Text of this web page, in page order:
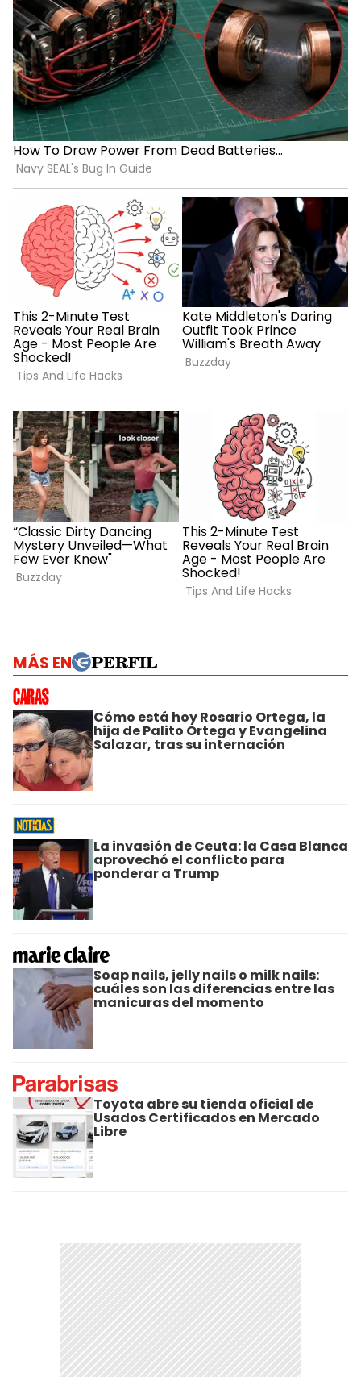
MÁS EN
Cómo está hoy Rosario Ortega, la
hija de Palito Ortega y Evangelina
Salazar, tras su internación
La invasión de Ceuta: la Casa Blanca
aprovechó el conflicto para
ponderar a Trump
Soap nails, jelly nails o milk nails:
cuáles son las diferencias entre las
manicuras del momento
Toyota abre su tienda oficial de
Usados Certificados en Mercado
Libre